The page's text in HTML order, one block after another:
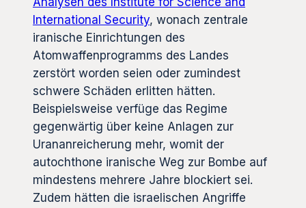
International Security, wonach zentrale
iranische Einrichtungen des
Atomwaffenprogramms des Landes
zerstört worden seien oder zumindest
schwere Schäden erlitten hätten.
Beispielsweise verfüge das Regime
gegenwärtig über keine Anlagen zur
Urananreicherung mehr, womit der
autochthone iranische Weg zur Bombe auf
mindestens mehrere Jahre blockiert sei.
Zudem hätten die israelischen Angriffe